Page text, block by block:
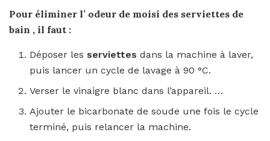
Pour éliminer l’ odeur de moisi des serviettes de
bain , il faut :
Déposer les serviettesdans la machine à laver,
puis lancer un cycle de lavage à 90 °C.
Verser le vinaigre blanc dans l’appareil. …
Ajouter le bicarbonate de soude une fois le cycle
terminé, puis relancer la machine.